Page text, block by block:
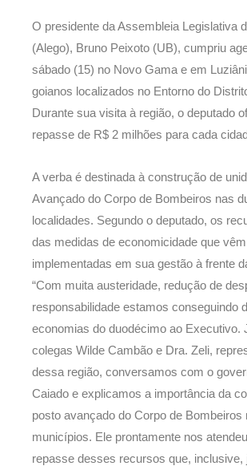
O presidente da Assembleia Legislativa
(Alego), Bruno Peixoto (UB), cumpriu
sábado (15) no Novo Gama e em
goianos localizados no Entorno do
Durante sua visita à região, o deputado
repasse de R$ 2 milhões para cada
A verba é destinada à construção de
Avançado do Corpo de Bombeiros nas
localidades. Segundo o deputado, os
das medidas de economicidade que
implementadas em sua gestão à frente
“Com muita austeridade, redução de
responsabilidade estamos conseguindo
economias do duodécimo ao Executivo.
colegas Wilde Cambão e Dra. Zeli,
dessa região, conversamos com o
Caiado e explicamos a importância da
posto avançado do Corpo de Bombeiros
municípios. Ele prontamente nos
repasse desses recursos que, inclusive,